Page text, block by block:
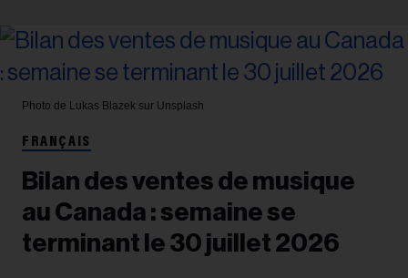
Photo de Lukas Blazek sur Unsplash
FRANÇAIS
Bilan des ventes de musique
au Canada : semaine se
terminant le 30 juillet 2026